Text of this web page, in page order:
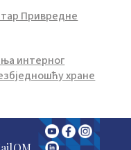
Привредне
интерног
хране